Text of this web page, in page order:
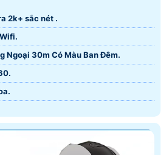
2k+ sắc nét .
Ngoại 30m Có Màu Ban Đêm.